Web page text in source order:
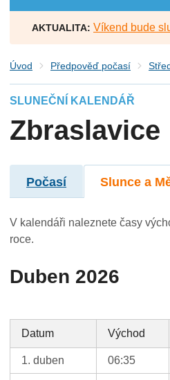
AKTUALITA: Víkend bude
Úvod Předpověď počasí
SLUNEČNÍ KALENDÁŘ
Zbraslavice
Počasí Slunce a
V kalendáři naleznete časy
roce.
Duben 2026
Datum Východ
1. duben 06:35